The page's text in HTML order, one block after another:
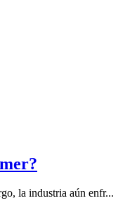
la industria aún enfr...